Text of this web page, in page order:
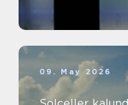
09. May 2026